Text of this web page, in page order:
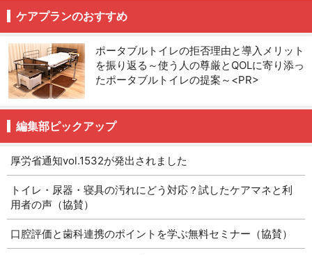
ケアプランのおすすめ
ポータブルトイレの拒否理由と導入メリット
を振り返る～使う人の尊厳とQOLに寄り添っ
たポータブルトイレの提案～<PR>
編集部ピックアップ
厚労省通知vol.1532が発出されました
トイレ・尿器・寝具の汚れにどう対応？試したケアマネと利
用者の声（協賛）
口腔評価と歯科連携のポイントを学ぶ無料セミナー（協賛）